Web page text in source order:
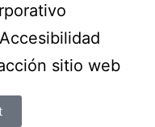
sitio web